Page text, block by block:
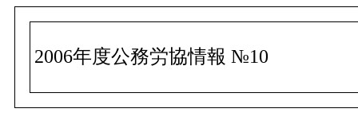
2006年度公務労協情報 №10